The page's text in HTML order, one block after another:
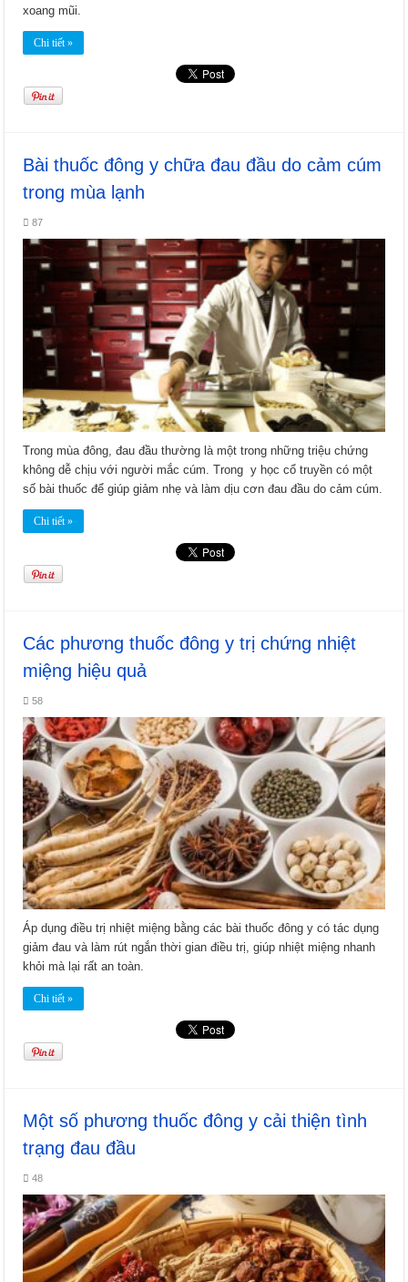
xoang mũi.
Chi tiết »
Bài thuốc đông y chữa đau đầu do cảm cúm
trong mùa lạnh
87
Trong mùa đông, đau đầu thường là một trong những triệu chứng
không dễ chịu với người mắc cúm. Trong y học cổ truyền có một
số bài thuốc để giúp giảm nhẹ và làm dịu cơn đau đầu do cảm cúm.
Chi tiết »
Các phương thuốc đông y trị chứng nhiệt
miệng hiệu quả
58
Áp dụng điều trị nhiệt miệng bằng các bài thuốc đông y có tác dụng
giảm đau và làm rút ngắn thời gian điều trị, giúp nhiệt miệng nhanh
khỏi mà lại rất an toàn.
Chi tiết »
Một số phương thuốc đông y cải thiện tình
trạng đau đầu
48